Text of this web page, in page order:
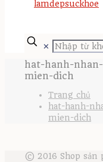
✕
hat-hanh-
mien-dich
Trang chủ
hat-hanh-
mien-dich
© 2016 Shop sản